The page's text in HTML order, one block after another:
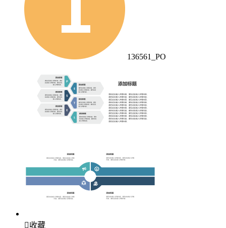
136561_PO
收藏